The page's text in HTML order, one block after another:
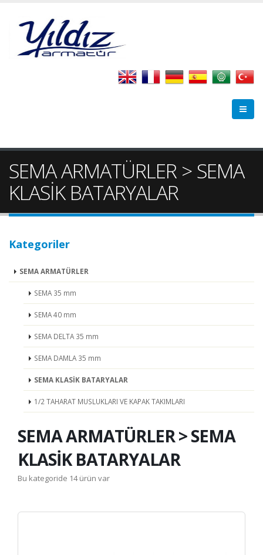
SEMA ARMATÜRLER > SEMA
KLASİK BATARYALAR
Kategoriler
SEMA ARMATÜRLER
SEMA 35 mm
SEMA 40 mm
SEMA DELTA 35 mm
SEMA DAMLA 35 mm
SEMA KLASİK BATARYALAR
1/2 TAHARAT MUSLUKLARI VE KAPAK TAKIMLARI
SEMA ARMATÜRLER > SEMA
KLASİK BATARYALAR
Bu kategoride 14 ürün var